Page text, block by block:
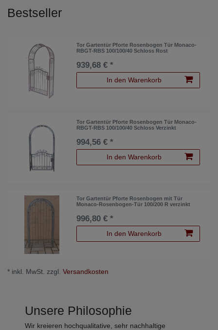
Bestseller
Tor Gartentür Pforte Rosenbogen Tür Monaco-
RBGT-RBS 100/100/40 Schloss Rost
939,68 € *
In den Warenkorb
Tor Gartentür Pforte Rosenbogen Tür Monaco-
RBGT-RBS 100/100/40 Schloss Verzinkt
994,56 € *
In den Warenkorb
Tor Gartentür Pforte Rosenbogen mit Tür
Monaco-Rosenbogen-Tür 100/200 R verzinkt
996,80 € *
In den Warenkorb
* inkl. MwSt. zzgl. Versandkosten
Unsere Philosophie
Wir kreieren hochqualitative, sehr nachhaltige